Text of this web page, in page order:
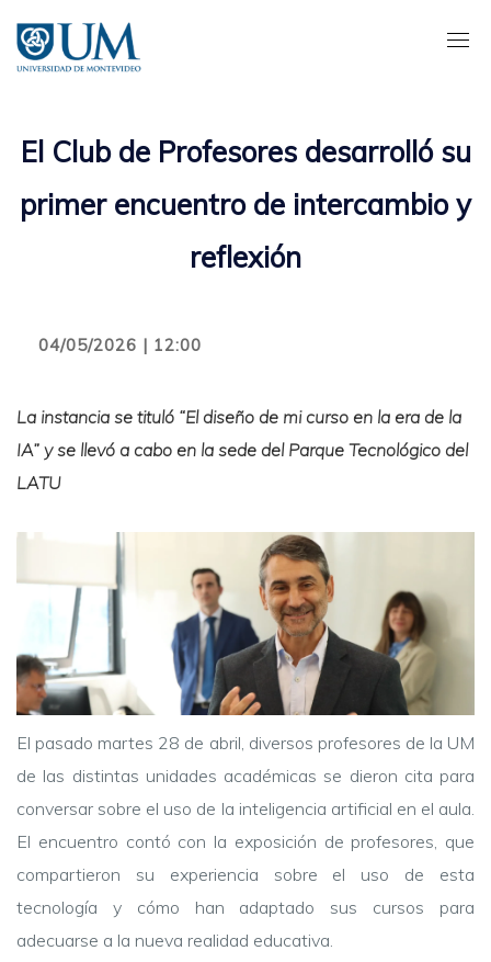
contenido
principal
El Club de Profesores desarrolló su
primer encuentro de intercambio y
reflexión
04/05/2026 | 12:00
La instancia se tituló “El diseño de mi curso en la era de la
IA” y se llevó a cabo en la sede del Parque Tecnológico del
LATU
El pasado martes 28 de abril, diversos profesores de la UM
de las distintas unidades académicas se dieron cita para
conversar sobre el uso de la inteligencia artificial en el aula.
El encuentro contó con la exposición de profesores, que
compartieron su experiencia sobre el uso de esta
tecnología y cómo han adaptado sus cursos para
adecuarse a la nueva realidad educativa.